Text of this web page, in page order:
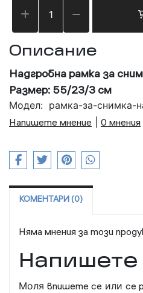
Описание
Надгробна рамка за
Размер: 55/23/3 см
Модел: рамка-за-снимка-
Напишете мнение
0 мнения
КОМЕНТАРИ (0)
Няма мнения за този
Напишете
Моля впишете се или се